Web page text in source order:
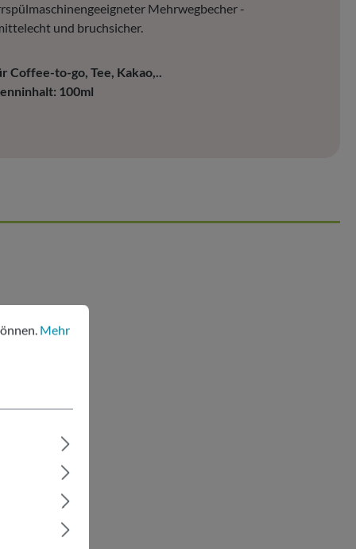
Mehrwegbecher -
und bruchsicher.
Coffee-to-go, Tee, Kakao,..
100ml
Mehr Informationen ...
Mehr